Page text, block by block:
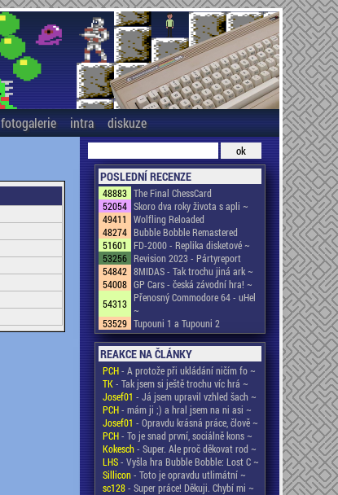
fotogalerie intra diskuze
POSLEDNÍ RECENZE
48883 The Final ChessCard
52054 Skoro dva roky života s apli ~
49411
Wolfling Reloaded
48274 Bubble Bobble Remastered
51601
FD-2000 - Replika disketové ~
53256 Revision 2023 - Pártyreport
54842 8MIDAS - Tak trochu jiná ark ~
54008 GP Cars - česká závodní hra! ~
54313 Přenosný Commodore 64 - uHel
~
53529 Tupouni 1 a Tupouni 2
REAKCE NA ČLÁNKY
PCH- A protože při ukládání ničím fo ~
TK- Tak jsem si ještě trochu víc hrá ~
Josef01 - Já jsem upravil vzhled šach ~
PCH- mám ji ;) a hral jsem na ni asi ~
Josef01 - Opravdu krásná práce, člově ~
PCH- To je snad první, sociálně kons ~
Kokesch- Super. Ale proč děkovat rod ~
LHS- Vyšla hra Bubble Bobble: Lost C ~
Sillicon- Toto je opravdu utlimátní ~
sc128- Super práce! Děkuji. Chybí mi ~